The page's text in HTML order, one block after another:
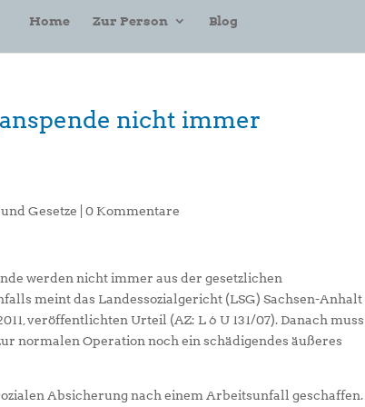
Home Zur Person Blog
nicht immer
Gesetze |0 Kommentare
werden nicht immer aus der gesetzlichen
meint das Landessozialgericht (LSG) Sachsen-Anhalt
veröffentlichten Urteil (AZ: L 6 U 131/07). Danach muss
normalen Operation noch ein schädigendes äußeres
Absicherung nach einem Arbeitsunfall geschaffen.